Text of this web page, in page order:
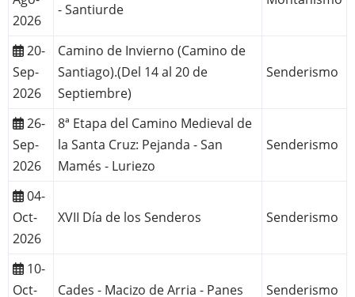
2026
- Santiurde
20-
Sep-
2026
Camino de Invierno (Camino de
Santiago).(Del 14 al 20 de
Septiembre)
Senderismo
26-
Sep-
2026
8ª Etapa del Camino Medieval de
la Santa Cruz: Pejanda - San
Mamés - Luriezo
Senderismo
04-
Oct-
2026
XVII Día de los Senderos Senderismo
10-
Oct-
Cades - Macizo de Arria - Panes Senderismo